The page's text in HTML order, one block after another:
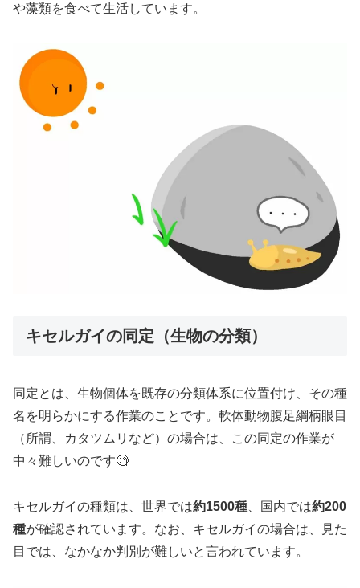
や藻類を食べて生活しています。
キセルガイの同定（生物の分類）
同定とは、生物個体を既存の分類体系に位置付け、その種
名を明らかにする作業のことです。軟体動物腹足綱柄眼目
（所謂、カタツムリなど）の場合は、この同定の作業が
中々難しいのです🧐
キセルガイの種類は、世界では約1500種 、国内では約200
種が確認されています。なお、キセルガイの場合は、見た
目では、なかなか判別が難しいと言われています。